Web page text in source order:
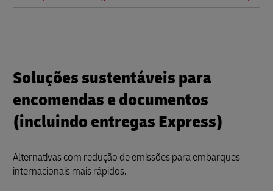
Soluções sustentáveis para
encomendas e documentos
(incluindo entregas Express)
Alternativas com redução de emissões para embarques
internacionais mais rápidos.